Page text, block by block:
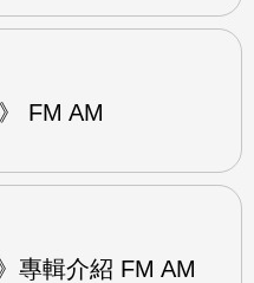
FM AM
專輯介紹 FM AM